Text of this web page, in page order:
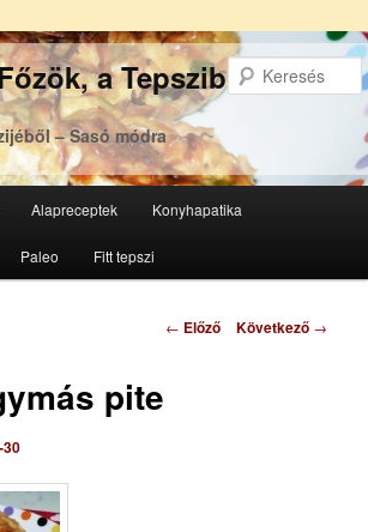
a Tepsziből
– Sasó módra
Alapreceptek Konyhapatika
Paleo Fitt tepszi
Bejegyzés
← Előző Következő →
pite
30